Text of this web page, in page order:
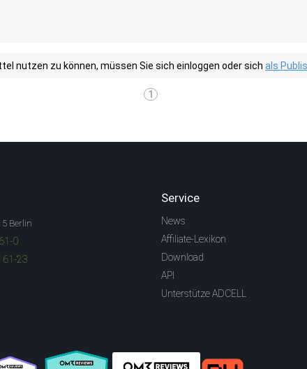
nutzen zu können, müssen Sie sich einloggen oder sich als
1
Berlin
0
61-23
Service
News
Affiliate-Lexikon
Download
API
Unterstütze ADCELL